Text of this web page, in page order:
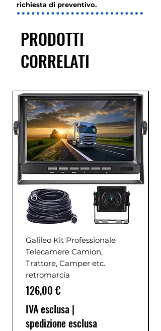
richiesta di preventivo.
PRODOTTI
CORRELATI
Galileo Kit Professionale
Telecamere Camion,
Trattore, Camper etc.
retromarcia
Prezzo
126,00 €
IVA esclusa |
spedizione esclusa